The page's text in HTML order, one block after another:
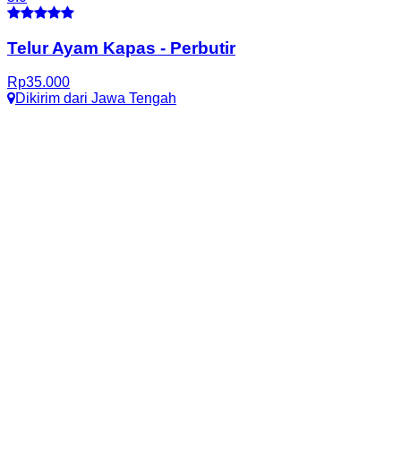
Telur Ayam Kapas - Perbutir
Rp35.000
Dikirim dari Jawa Tengah